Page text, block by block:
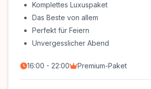
Komplettes Luxuspaket
Das Beste von allem
Perfekt für Feiern
Unvergesslicher Abend
16:00 - 22:00 Premium-Paket